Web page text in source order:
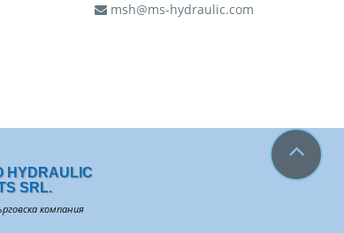
msh@ms-hydraulic.com
HYDRAULIC
SRL.
компания